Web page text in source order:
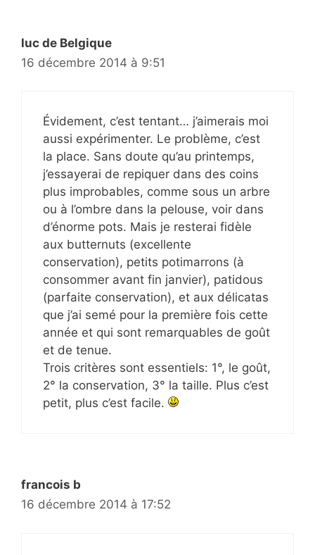
luc de Belgique
16 décembre 2014 à 9:51
Évidement, c’est tentant… j’aimerais moi
aussi expérimenter. Le problème, c’est
la place. Sans doute qu’au printemps,
j’essayerai de repiquer dans des coins
plus improbables, comme sous un arbre
ou à l’ombre dans la pelouse, voir dans
d’énorme pots. Mais je resterai fidèle
aux butternuts (excellente
conservation), petits potimarrons (à
consommer avant fin janvier), patidous
(parfaite conservation), et aux délicatas
que j’ai semé pour la première fois cette
année et qui sont remarquables de goût
et de tenue.
Trois critères sont essentiels: 1°, le goût,
2° la conservation, 3° la taille. Plus c’est
petit, plus c’est facile.
francois b
16 décembre 2014 à 17:52